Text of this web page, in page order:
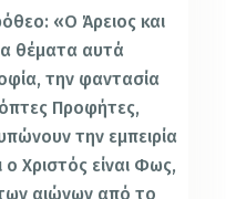
«Ο Άρειος και
θέματα αυτά
την φαντασία
Προφήτες,
την εμπειρία
ο Χριστός είναι Φως,
αιώνων από το